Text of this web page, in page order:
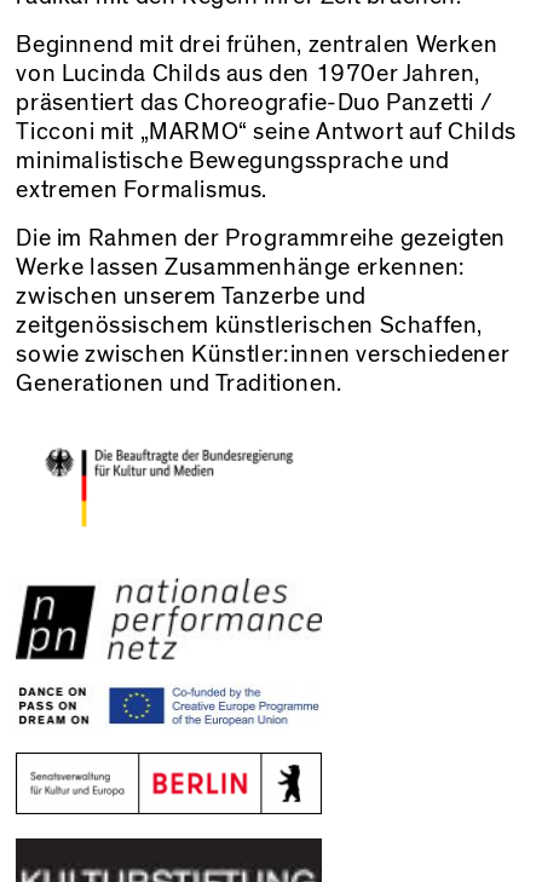
Beginnend mit drei frühen, zentralen Werken
von Lucinda Childs aus den 1970er Jahren,
präsentiert das Choreografie-Duo Panzetti /
Ticconi mit „ MARMO“ seine Antwort auf Childs
minimalistische Bewegungssprache und
extremen Formalismus.
Die im Rahmen der Programmreihe gezeigten
Werke lassen Zusammenhänge erkennen:
zwischen unserem Tanzerbe und
zeitgenössischem künstlerischen Schaffen,
sowie zwischen Künstler:innen verschiedener
Generationen und Traditionen.